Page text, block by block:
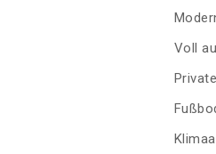
Voll